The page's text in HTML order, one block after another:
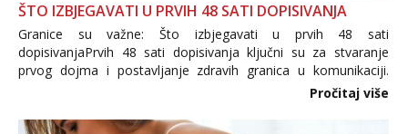
ŠTO IZBJEGAVATI U PRVIH 48 SATI DOPISIVANJA
Granice su važne: Što izbjegavati u prvih 48 sati
dopisivanjaPrvih 48 sati dopisivanja ključni su za stvaranje
prvog dojma i postavljanje zdravih granica u komunikaciji.
Važno je izbjeći prebrzo otkrivanje osobnih ili intimnih
informacija, jer nepoznata osoba još nije zaslužila to
povjerenje. Takođe...
Pročitaj više